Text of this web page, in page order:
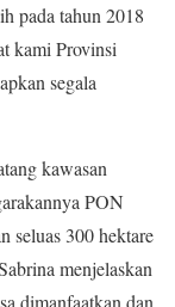
pada tahun 2018
kami Provinsi
segala
kawasan
PON
seluas 300 hektare
menjelaskan
dimanfaatkan dan